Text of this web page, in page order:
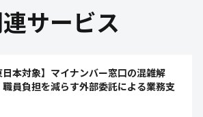
サービス
日本対象】マイナンバー窓口の混雑解
職員負担を減らす外部委託による業務支